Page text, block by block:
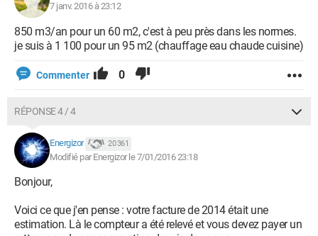
7 janv. 2016 à 23:12
850 m3/an pour un 60 m2, c'est à peu près dans les normes.
je suis à 1 100 pour un 95 m2 (chauffage eau chaude cuisine)
Commenter 0
RÉPONSE 4 / 4
Energizor 20 361
Modifié par Energizor le 7/01/2016 23:18
Bonjour,
Voici ce que j'en pense : votre facture de 2014 était une
estimation. Là le compteur a été relevé et vous devez payer un